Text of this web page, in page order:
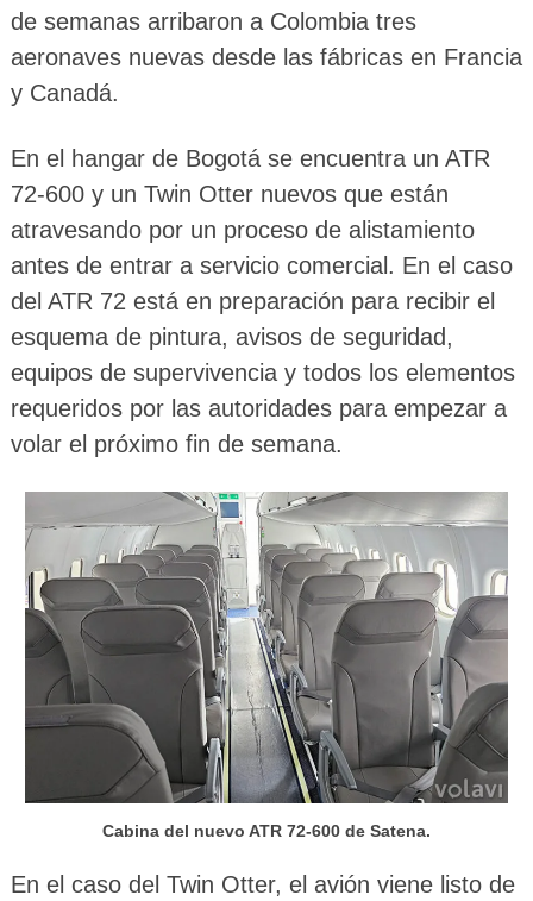
de semanas arribaron a Colombia tres
aeronaves nuevas desde las fábricas en Francia
y Canadá.
En el hangar de Bogotá se encuentra un ATR
72-600 y un Twin Otter nuevos que están
atravesando por un proceso de alistamiento
antes de entrar a servicio comercial. En el caso
del ATR 72 está en preparación para recibir el
esquema de pintura, avisos de seguridad,
equipos de supervivencia y todos los elementos
requeridos por las autoridades para empezar a
volar el próximo fin de semana.
Cabina del nuevo ATR 72-600 de Satena.
En el caso del Twin Otter, el avión viene listo de